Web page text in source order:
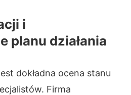
i
planu działania
dokładna ocena stanu
Firma